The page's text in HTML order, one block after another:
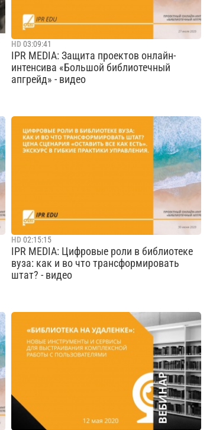
HD 03:09:41
IPR MEDIA: Защита проектов онлайн-
интенсива «Большой библиотечный
апгрейд» - видео
Группа компаний IPR MEDIA — крупнейший
разработчик интегрированных IT-решений
для образования и науки, с 2005 года —
издательство образовательной литературы,
образовательного контента в цифро...
HD 02:15:15
IPR MEDIA: Цифровые роли в библиотеке
вуза: как и во что трансформировать
штат? - видео
Цена сценария «оставить все как есть».
Экскурс в гибкие практики управления.
Cмотреть видео